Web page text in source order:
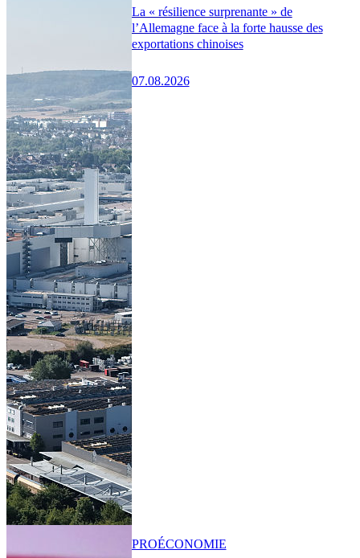
La « résilience surprenante » de
l’Allemagne face à la forte hausse des
exportations chinoises
07.08.2026
PROÉCONOMIE